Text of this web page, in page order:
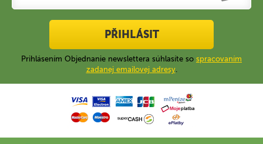
PŘIHLÁSIT
Prihlásením Objednanie newslettera súhlasíte so spracovaním
zadanej emailovej adresy.